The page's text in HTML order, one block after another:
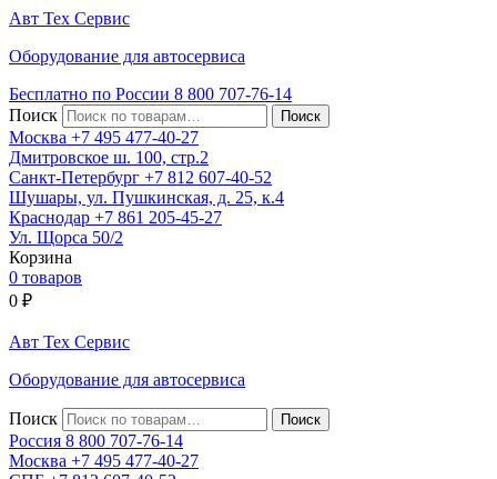
Авт Тех Сервис
Оборудование для автосервиса
Бесплатно по России 8 800 707-76-14
Поиск
Москва +7 495 477-40-27
Дмитровское ш. 100, стр.2
Санкт-Петербург +7 812 607-40-52
Шушары, ул. Пушкинская, д. 25, к.4
Краснодар +7 861 205-45-27
Ул. Щорса 50/2
Корзина
0 товаров
0 ₽
Авт Тех Сервис
Оборудование для автосервиса
Поиск
Россия 8 800 707-76-14
Москва +7 495 477-40-27